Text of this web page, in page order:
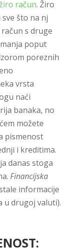
račun. Žiro
što na nj
s druge
poput
poreznih
vrsta
naći
banaka, no
možete
pismenost
i kreditima.
danas stoga
Financijska
informacije
u drugoj valuti).